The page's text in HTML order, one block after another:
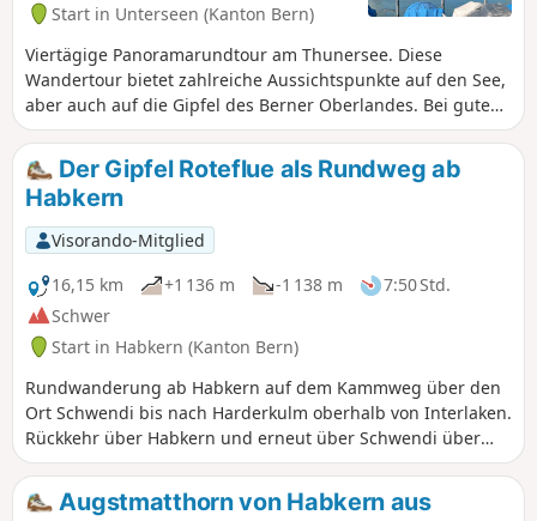
Start in Unterseen (Kanton Bern)
Viertägige Panoramarundtour am Thunersee. Diese
Wandertour bietet zahlreiche Aussichtspunkte auf den See,
aber auch auf die Gipfel des Berner Oberlandes. Bei gutem
Wetter können Sie den Eiger, den Mönch und die Jungfrau
oder das Schreckhorn sehen. Sie werden auch den Charme
der einzelnen Etappenziele entdecken. Interlaken, am
östlichen Ende des Thunersees, ist der Ausgangspunkt
dieser Wanderung.
Der Gipfel Roteflue als Rundweg ab
Habkern
Visorando-Mitglied
16,15 km
+1 136 m -1 138 m
7:50 Std.
Schwer
Start in Habkern (Kanton Bern)
Rundwanderung ab Habkern auf dem Kammweg über den
Ort Schwendi bis nach Harderkulm oberhalb von Interlaken.
Rückkehr über Habkern und erneut über Schwendi über
Almen auf Wegen und Straßen.
Augstmatthorn von Habkern aus